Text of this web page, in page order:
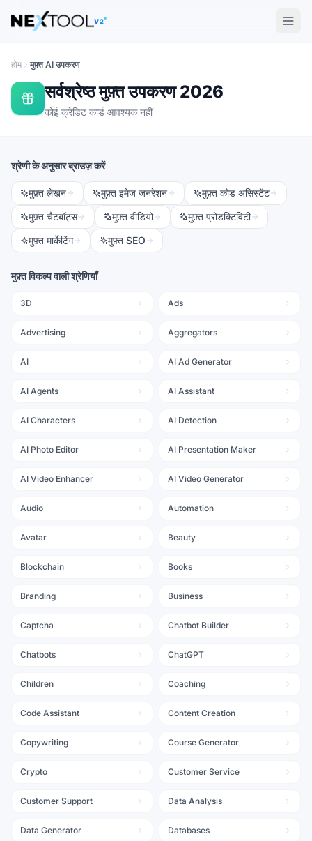
The AI tools directory — Find the Best AI Tools
V2
होम मुफ़्त AI उपकरण
सर्वश्रेष्ठ मुफ़्त उपकरण 2026
कोई क्रेडिट कार्ड आवश्यक नहीं
श्रेणी के अनुसार ब्राउज़ करें
मुफ़्त लेखन मुफ़्त इमेज जनरेशन मुफ़्त कोड असिस्टेंट
मुफ़्त चैटबॉट्स मुफ़्त वीडियो मुफ़्त प्रोडक्टिविटी
मुफ़्त मार्केटिंग मुफ़्त SEO
मुफ़्त विकल्प वाली श्रेणियाँ
3D Ads
Advertising Aggregators
AI AI Ad Generator
AI Agents AI Assistant
AI Characters AI Detection
AI Photo Editor AI Presentation Maker
AI Video Enhancer AI Video Generator
Audio Automation
Avatar Beauty
Blockchain Books
Branding Business
Captcha Chatbot Builder
Chatbots ChatGPT
Children Coaching
Code Assistant Content Creation
Copywriting Course Generator
Crypto Customer Service
Customer Support Data Analysis
Data Generator Databases